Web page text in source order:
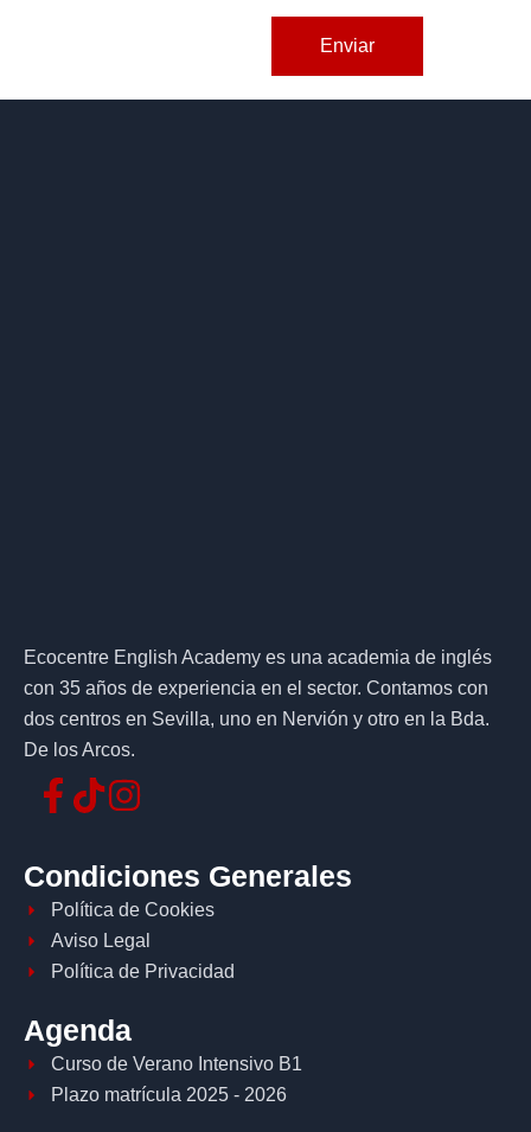
Enviar
Ecocentre English Academy es una academia de inglés
con 35 años de experiencia en el sector. Contamos con
dos centros en Sevilla, uno en Nervión y otro en la Bda.
De los Arcos.
Condiciones Generales
Política de Cookies
Aviso Legal
Política de Privacidad
Agenda
Curso de Verano Intensivo B1
Plazo matrícula 2025 - 2026